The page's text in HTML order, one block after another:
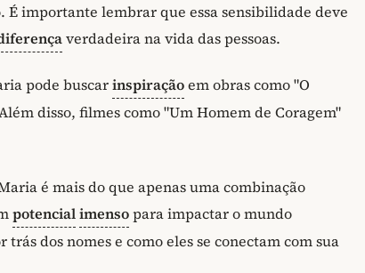
É importante lembrar que essa sensibilidade deve
verdadeira na vida das pessoas.
pode buscarinspiraçãoem obras como "O
disso, filmes como "Um Homem de Coragem"
é mais do que apenas uma combinação
potencialimensopara impactar o mundo
dos nomes e como eles se conectam com sua